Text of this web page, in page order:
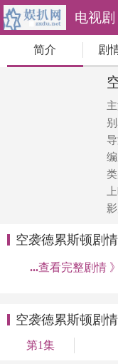
电视剧
简介 剧
导
编
类
空袭德累斯顿剧
...查看完整剧情 》
空袭德累斯顿剧
第1集